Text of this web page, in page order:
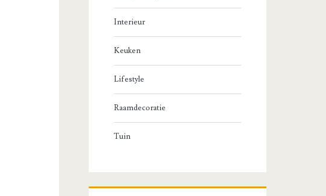
Interieur
Keuken
Lifestyle
Raamdecoratie
Tuin